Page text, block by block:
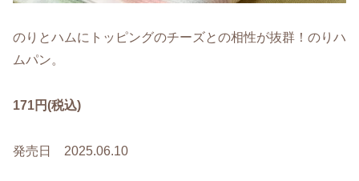
のりとハムにトッピングのチーズとの相性が抜群！のりハ
ムパン。
171円(税込)
発売日 2025.06.10